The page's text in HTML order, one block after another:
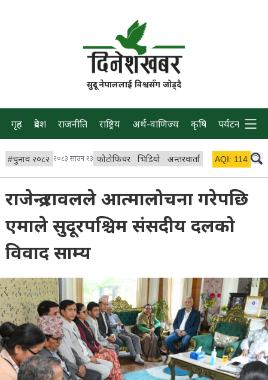
सुदूर नेपाललाई विश्वसँग जोड्दै
गृह प्रदेश राजनीति राष्ट्रिय अर्थ-वाणिज्य कृषि पर्यटन प्रवास
#चुनाव २०८२ २०८३ साउन २३ फोटोफिचर भिडियो अन्तरवार्ता विचार/ब्लग
AQI: 114
राजेन्द्र रावलले आत्मालोचना गरेपछि
एमाले सुदूरपश्चिम संसदीय दलको
विवाद साम्य